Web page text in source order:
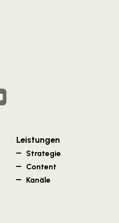
Leistungen
Strategie
Content
Kanäle